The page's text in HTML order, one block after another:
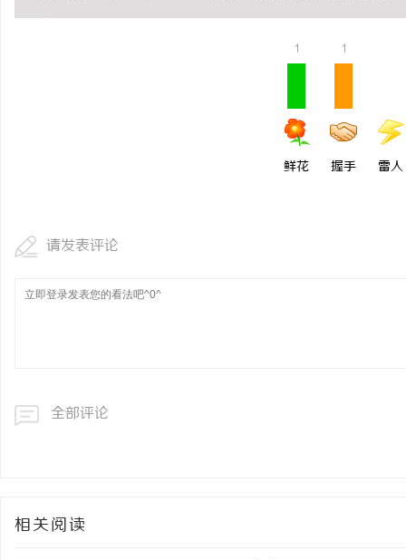
1
鲜花
1
握手 雷人
请发表评论
全部评论
相关阅读